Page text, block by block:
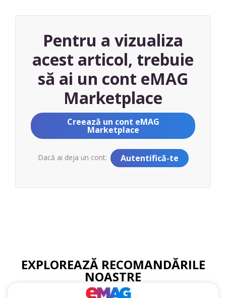
Pentru a vizualiza
acest articol, trebuie
să ai un cont eMAG
Marketplace
Creează un cont eMAG
Marketplace
Dacă ai deja un cont: Autentifică-te
EXPLOREAZĂ RECOMANDĂRILE
NOASTRE